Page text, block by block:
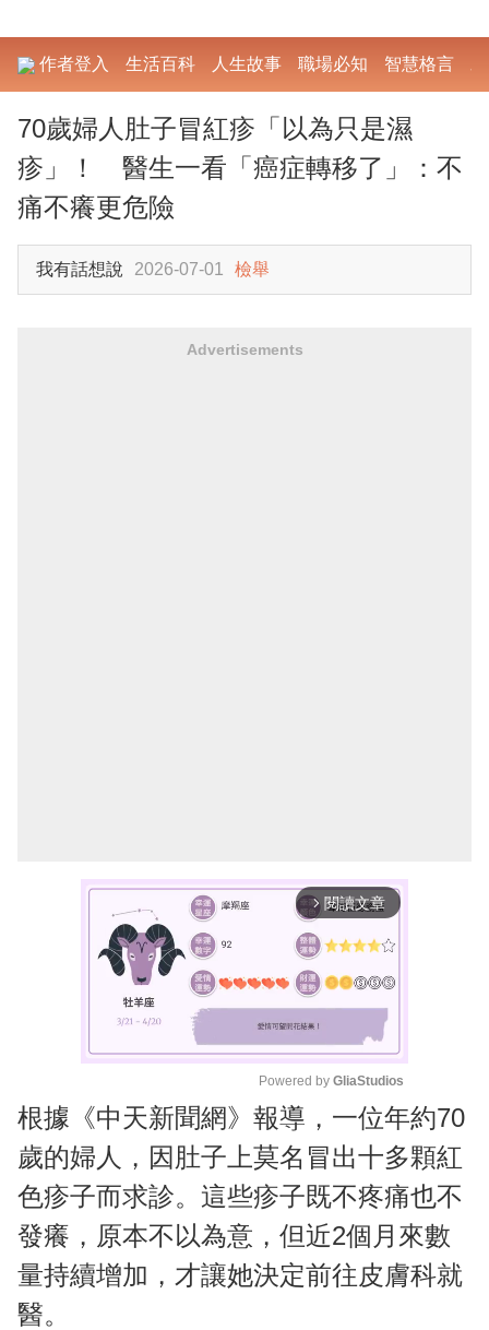
作者登入 生活百科 人生故事 職場必知 智慧格言
70歲婦人肚子冒紅疹「以為只是濕
疹」！ 醫生一看「癌症轉移了」：不
痛不癢更危險
我有話想說 2026-07-01 檢舉
Advertisements
arrow_forward_ios 閱讀文章
M
u
t
e
Powered by GliaStudios
根據《中天新聞網》報導，一位年約70
歲的婦人，因肚子上莫名冒出十多顆紅
色疹子而求診。這些疹子既不疼痛也不
發癢，原本不以為意，但近2個月來數
量持續增加，才讓她決定前往皮膚科就
醫。